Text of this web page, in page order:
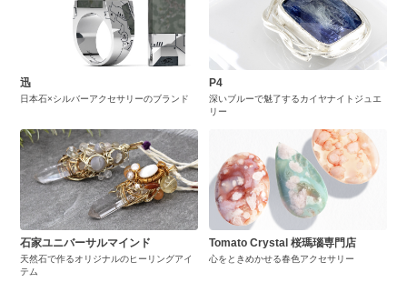
迅
日本石×シルバーアクセサリーのブランド
P4
深いブルーで魅了するカイヤナイトジュエ
リー
石家ユニバーサルマインド
天然石で作るオリジナルのヒーリングアイ
テム
Tomato Crystal 桜瑪瑙専門店
心をときめかせる春色アクセサリー